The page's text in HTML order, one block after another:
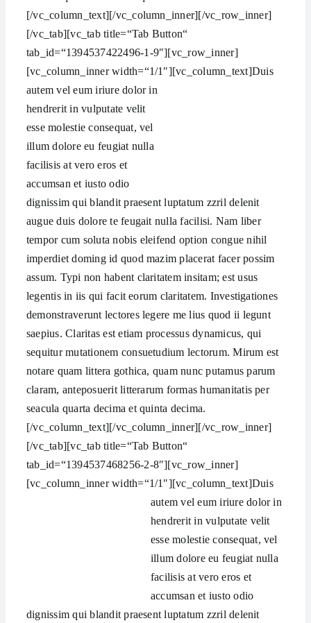
[/vc_column_text][/vc_column_inner][/vc_row_inner]
[/vc_tab][vc_tab title=“Tab Button“
tab_id=“1394537422496-1-9″][vc_row_inner]
[vc_column_inner width=“1/1″][vc_column_text]Duis
autem vel eum iriure dolor in
hendrerit in vulputate velit
esse molestie consequat, vel
illum dolore eu feugiat nulla
facilisis at vero eros et
accumsan et iusto odio
dignissim qui blandit praesent luptatum zzril delenit
augue duis dolore te feugait nulla facilisi. Nam liber
tempor cum soluta nobis eleifend option congue nihil
imperdiet doming id quod mazim placerat facer possim
assum. Typi non habent claritatem insitam; est usus
legentis in iis qui facit eorum claritatem. Investigationes
demonstraverunt lectores legere me lius quod ii legunt
saepius. Claritas est etiam processus dynamicus, qui
sequitur mutationem consuetudium lectorum. Mirum est
notare quam littera gothica, quam nunc putamus parum
claram, anteposuerit litterarum formas humanitatis per
seacula quarta decima et quinta decima.
[/vc_column_text][/vc_column_inner][/vc_row_inner]
[/vc_tab][vc_tab title=“Tab Button“
tab_id=“1394537468256-2-8″][vc_row_inner]
[vc_column_inner width=“1/1″][vc_column_text]Duis
autem vel eum iriure dolor in
hendrerit in vulputate velit
esse molestie consequat, vel
illum dolore eu feugiat nulla
facilisis at vero eros et
accumsan et iusto odio
dignissim qui blandit praesent luptatum zzril delenit